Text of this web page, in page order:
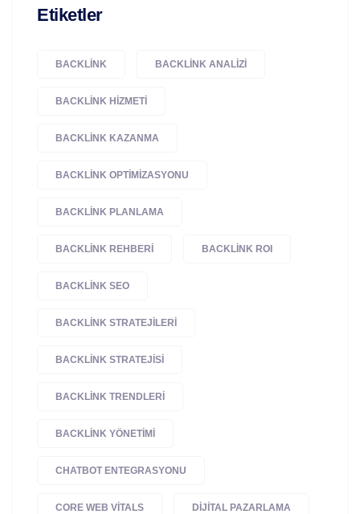
Etiketler
BACKLINK BACKLINK ANALIZI
BACKLINK HIZMETI
BACKLINK KAZANMA
BACKLINK OPTIMIZASYONU
BACKLINK PLANLAMA
BACKLINK REHBERI BACKLINK ROI
BACKLINK SEO
BACKLINK STRATEJILERI
BACKLINK STRATEJISI
BACKLINK TRENDLERI
BACKLINK YÖNETIMI
CHATBOT ENTEGRASYONU
CORE WEB VITALS DIJITAL PAZARLAMA